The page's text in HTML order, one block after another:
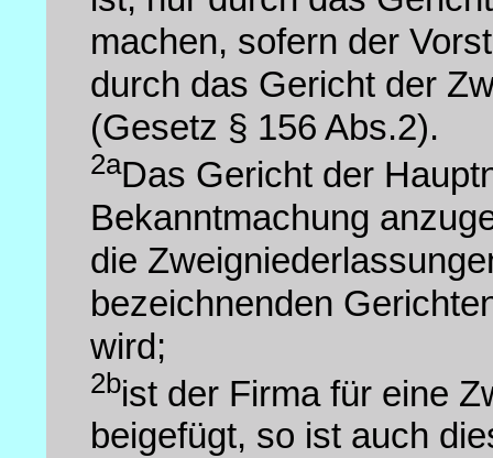
machen, sofern der
durch das Gericht der
(Gesetz § 156 Abs.2).
2aDas Gericht der
Bekanntmachung
die
bezeichnenden
wird;
2bist der Firma für eine
beigefügt, so ist auch